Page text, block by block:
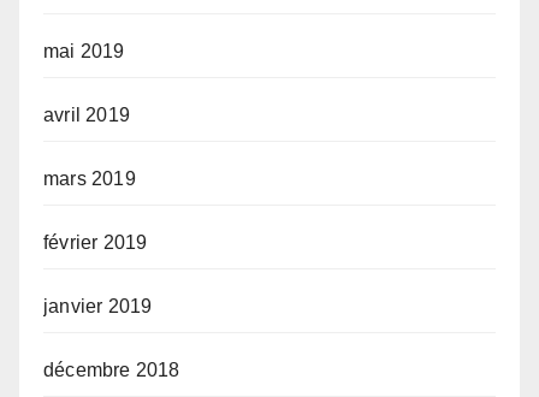
mai 2019
avril 2019
mars 2019
février 2019
janvier 2019
décembre 2018